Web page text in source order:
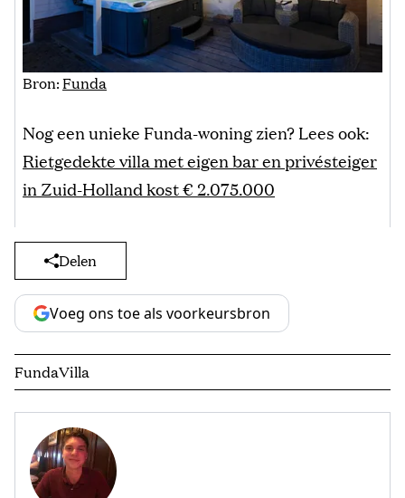
Bron:Funda
Nog een unieke Funda-woning zien? Lees ook:
Rietgedekte villa met eigen bar en privésteiger
in Zuid-Holland kost € 2.075.000
Delen
Voeg ons toe als voorkeursbron
FundaVilla